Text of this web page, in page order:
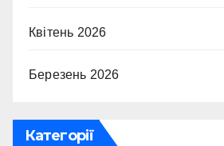
Квітень 2026
Березень 2026
Категорії